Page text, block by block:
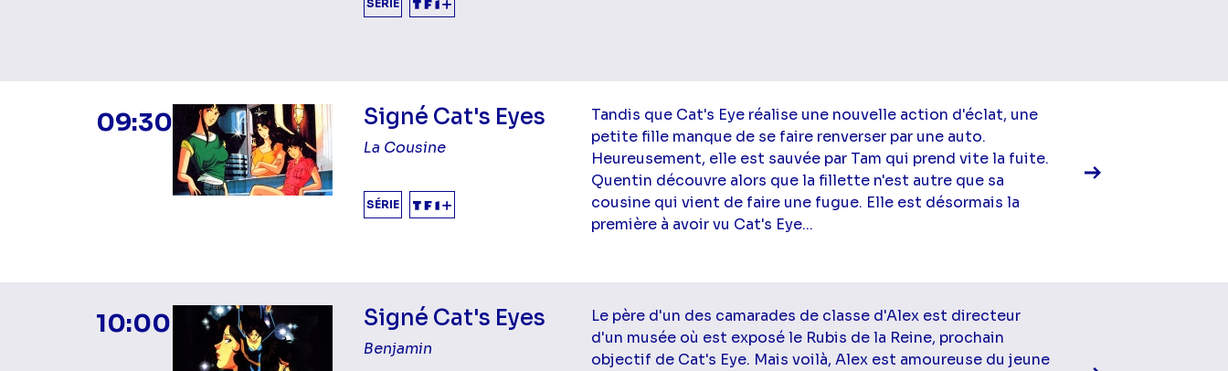
SÉRIE
09:30 Signé Cat's Eyes
La Cousine
SÉRIE
Tandis que Cat's Eye réalise une nouvelle action d'éclat, une
petite fille manque de se faire renverser par une auto.
Heureusement, elle est sauvée par Tam qui prend vite la fuite.
Quentin découvre alors que la fillette n'est autre que sa
cousine qui vient de faire une fugue. Elle est désormais la
première à avoir vu Cat's Eye...
10:00 Signé Cat's Eyes
Benjamin
Le père d'un des camarades de classe d'Alex est directeur
d'un musée où est exposé le Rubis de la Reine, prochain
objectif de Cat's Eye. Mais voilà, Alex est amoureuse du jeune